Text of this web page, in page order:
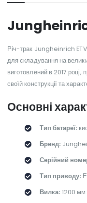
Річ-трак Jungheinrich
для складування на
виготовлений в 2017 році,
своїй конструкції та
Основні
Тип батареї:
Бренд:
Серійний
Тип приводу:
Вилка: 1200 мм